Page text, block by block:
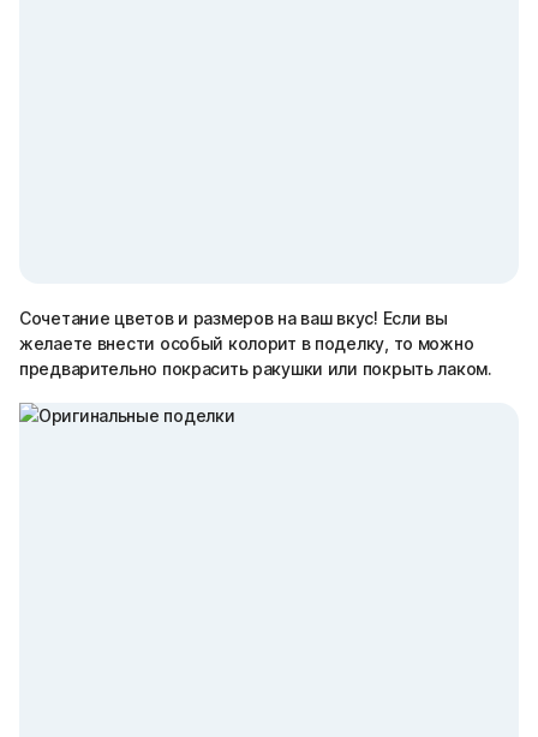
Сочетание цветов и размеров на ваш вкус! Если вы
желаете внести особый колорит в поделку, то можно
предварительно покрасить ракушки или покрыть лаком.